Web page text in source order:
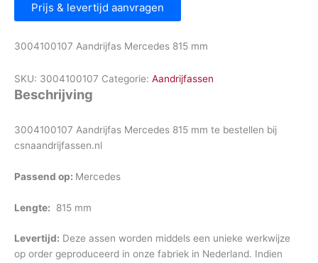
Prijs & levertijd aanvragen
3004100107 Aandrijfas Mercedes 815 mm
SKU: 3004100107 Categorie: Aandrijfassen
Beschrijving
3004100107 Aandrijfas Mercedes 815 mm te bestellen bij
csnaandrijfassen.nl
Passend op: Mercedes
Lengte: 815 mm
Levertijd: Deze assen worden middels een unieke werkwijze
op order geproduceerd in onze fabriek in Nederland. Indien